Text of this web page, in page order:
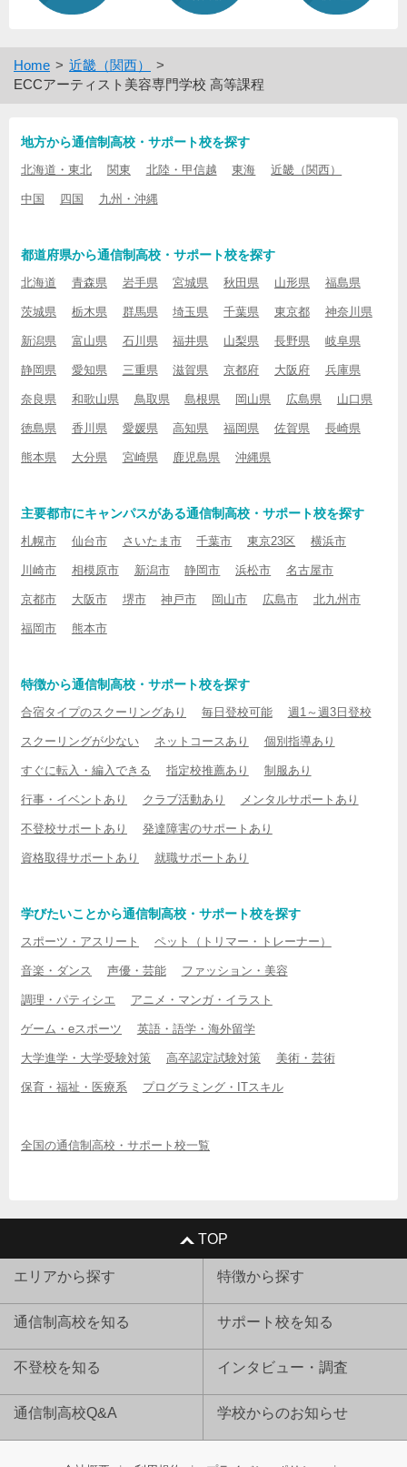
Home
近畿（関西）
ECCアーティスト美容専門学校 高等課程
地方から通信制高校・サポート校を探す
北海道・東北 関東 北陸・甲信越 東海 近畿（関西）
中国 四国 九州・沖縄
都道府県から通信制高校・サポート校を探す
北海道 青森県 岩手県 宮城県 秋田県 山形県 福島県
茨城県 栃木県 群馬県 埼玉県 千葉県 東京都 神奈川県
新潟県 富山県 石川県 福井県 山梨県 長野県 岐阜県
静岡県 愛知県 三重県 滋賀県 京都府 大阪府 兵庫県
奈良県 和歌山県 鳥取県 島根県 岡山県 広島県 山口県
徳島県 香川県 愛媛県 高知県 福岡県 佐賀県 長崎県
熊本県 大分県 宮崎県 鹿児島県 沖縄県
主要都市にキャンパスがある通信制高校・サポート校を探す
札幌市 仙台市 さいたま市 千葉市 東京23区 横浜市
川崎市 相模原市 新潟市 静岡市 浜松市 名古屋市
京都市 大阪市 堺市 神戸市 岡山市 広島市 北九州市
福岡市 熊本市
特徴から通信制高校・サポート校を探す
合宿タイプのスクーリングあり 毎日登校可能 週1～週3日登校
スクーリングが少ない ネットコースあり 個別指導あり
すぐに転入・編入できる 指定校推薦あり 制服あり
行事・イベントあり クラブ活動あり メンタルサポートあり
不登校サポートあり 発達障害のサポートあり
資格取得サポートあり 就職サポートあり
学びたいことから通信制高校・サポート校を探す
スポーツ・アスリート ペット（トリマー・トレーナー）
音楽・ダンス 声優・芸能 ファッション・美容
調理・パティシエ アニメ・マンガ・イラスト
ゲーム・eスポーツ 英語・語学・海外留学
大学進学・大学受験対策 高卒認定試験対策 美術・芸術
保育・福祉・医療系 プログラミング・ITスキル
全国の通信制高校・サポート校一覧
TOP
エリアから探す 特徴から探す
通信制高校を知る サポート校を知る
不登校を知る インタビュー・調査
通信制高校Q&A 学校からのお知らせ